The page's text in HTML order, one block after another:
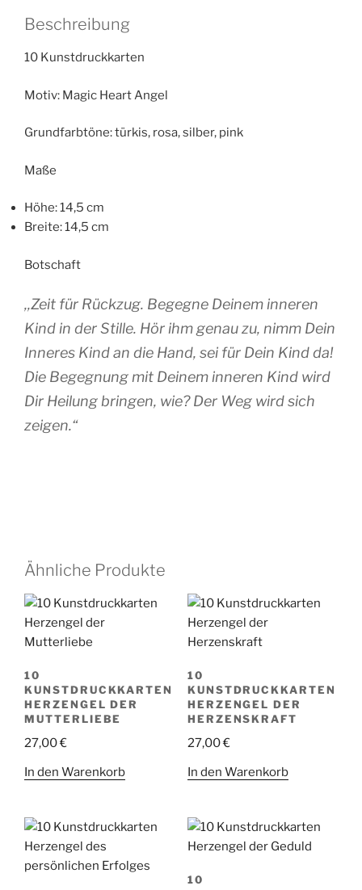
Menge
Beschreibung
10 Kunstdruckkarten
Motiv: Magic Heart Angel
Grundfarbtöne: türkis, rosa, silber, pink
Maße
Höhe: 14,5 cm
Breite: 14,5 cm
Botschaft
,,Zeit für Rückzug. Begegne Deinem inneren
Kind in der Stille. Hör ihm genau zu, nimm Dein
Inneres Kind an die Hand, sei für Dein Kind da!
Die Begegnung mit Deinem inneren Kind wird
Dir Heilung bringen, wie? Der Weg wird sich
zeigen.“
Ähnliche Produkte
10
KUNSTDRUCKKARTEN
HERZENGEL DER
MUTTERLIEBE
27,00€
In den Warenkorb
10
KUNSTDRUCKKARTEN
HERZENGEL DER
HERZENSKRAFT
27,00€
In den Warenkorb
10